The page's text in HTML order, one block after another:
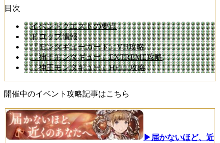
目次
イベントクエストの要点
ドロップ情報
『モンタギューガード』VH攻略
『神王モンタギュー』EXTREME攻略
『神王モンタギュー』HELL攻略
開催中のイベント攻略記事はこちら
▶届かないほど、近